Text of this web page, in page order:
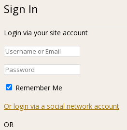
Sign In
Login via your site account
Remember Me
Or login via a social network account
OR